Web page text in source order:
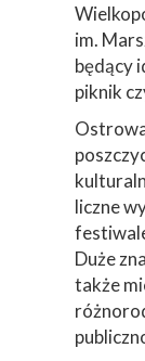
im.
będący
piknik
liczne
Duże
także